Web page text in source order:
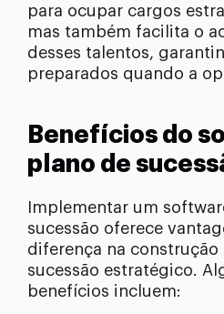
para ocupar cargos
mas também facilita o
desses talentos,
preparados quando a
Benefícios do
plano de
Implementar um
sucessão oferece
diferença na
sucessão estratégico.
benefícios incluem: